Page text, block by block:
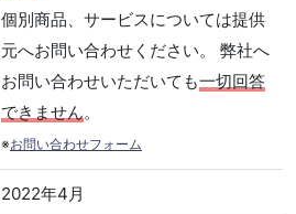
個別商品、サービスについては提供
元へお問い合わせください。 弊社へ
お問い合わせいただいても一切回答
できません。
※お問い合わせフォーム
2022年4月